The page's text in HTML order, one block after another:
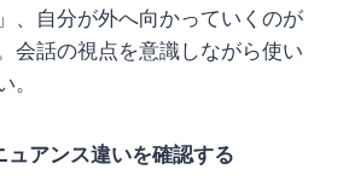
、自分が外へ向かっていくのが
会話の視点を意識しながら使い
。
アンス違いを確認する